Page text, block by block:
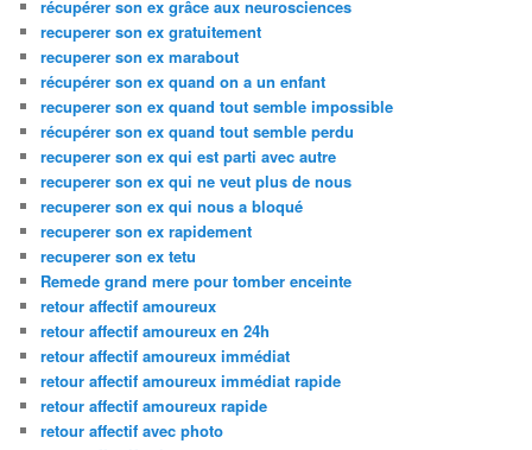
récupérer son ex grâce aux neurosciences
recuperer son ex gratuitement
recuperer son ex marabout
récupérer son ex quand on a un enfant
recuperer son ex quand tout semble impossible
récupérer son ex quand tout semble perdu
recuperer son ex qui est parti avec autre
recuperer son ex qui ne veut plus de nous
recuperer son ex qui nous a bloqué
recuperer son ex rapidement
recuperer son ex tetu
Remede grand mere pour tomber enceinte
retour affectif amoureux
retour affectif amoureux en 24h
retour affectif amoureux immédiat
retour affectif amoureux immédiat rapide
retour affectif amoureux rapide
retour affectif avec photo